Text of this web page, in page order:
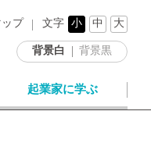
プ 文字 小 中 大
背景白 背景黒
起業家に学ぶ